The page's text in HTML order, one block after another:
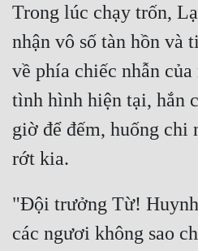
Trong lúc chạy trốn,
nhận vô số tàn hồn và
về phía chiếc nhẫn
tình hình hiện tại, hắn
giờ để đếm, huống chi
"Đội trưởng Từ!
các ngươi không sao